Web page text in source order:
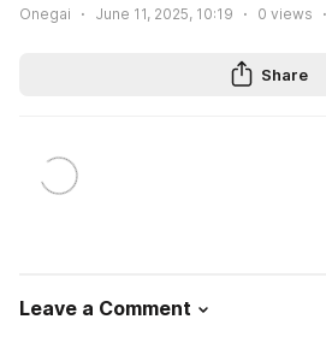
Onegai June 11, 2025, 10:19 0 views
Share
Leave a Comment